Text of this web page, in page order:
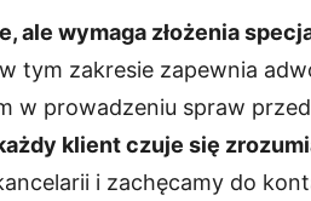
ale wymaga złożenia
tym zakresie zapewnia
w prowadzeniu spraw
klient czuje się
i zachęcamy do